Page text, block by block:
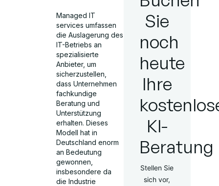
Managed IT
services umfassen
die Auslagerung des
IT-Betriebs an
spezialisierte
Anbieter, um
sicherzustellen,
dass Unternehmen
fachkundige
Beratung und
Unterstützung
erhalten. Dieses
Modell hat in
Deutschland enorm
an Bedeutung
gewonnen,
insbesondere da
die Industrie
Sie
noch
heute
Ihre
KI-
Beratung
Stellen Sie
sich vor,